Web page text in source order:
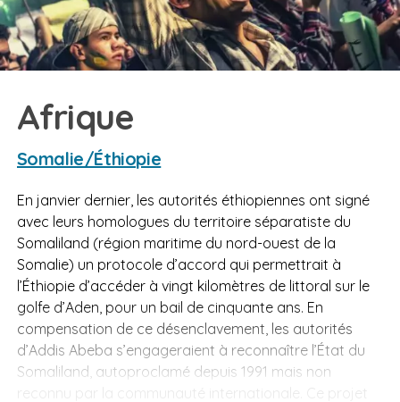
Afrique
Somalie/Éthiopie
En janvier dernier, les autorités éthiopiennes ont signé
avec leurs homologues du territoire séparatiste du
Somaliland (région maritime du nord-ouest de la
Somalie) un protocole d’accord qui permettrait à
l’Éthiopie d’accéder à vingt kilomètres de littoral sur le
golfe d’Aden, pour un bail de cinquante ans. En
compensation de ce désenclavement, les autorités
d’Addis Abeba s’engageraient à reconnaître l’État du
Somaliland, autoproclamé depuis 1991 mais non